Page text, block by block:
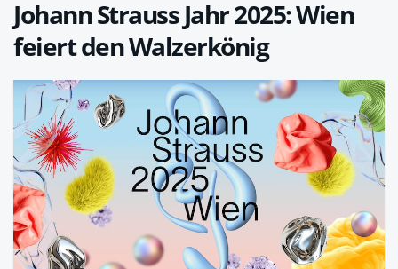
Johann Strauss Jahr 2025: Wien
feiert den Walzerkönig